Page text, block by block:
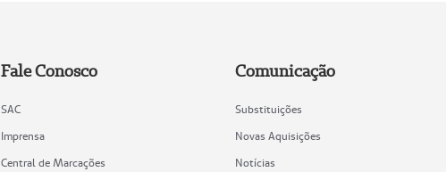
Fale Conosco
SAC
Imprensa
Central de Marcações
Comunicação
Substituições
Novas Aquisições
Notícias